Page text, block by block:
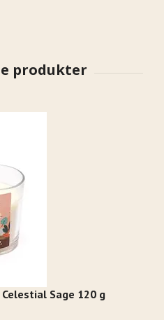
Sage 120 g